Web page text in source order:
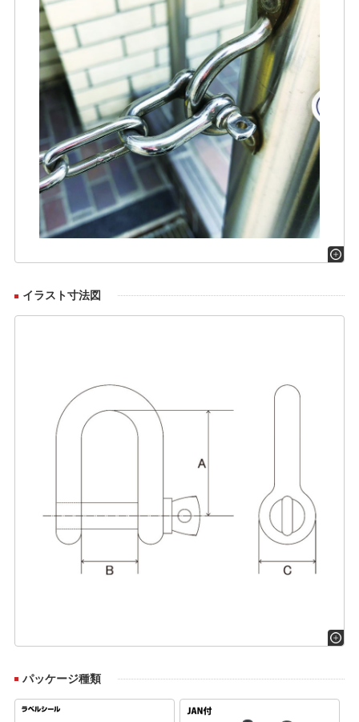
イラスト寸法図
パッケージ種類